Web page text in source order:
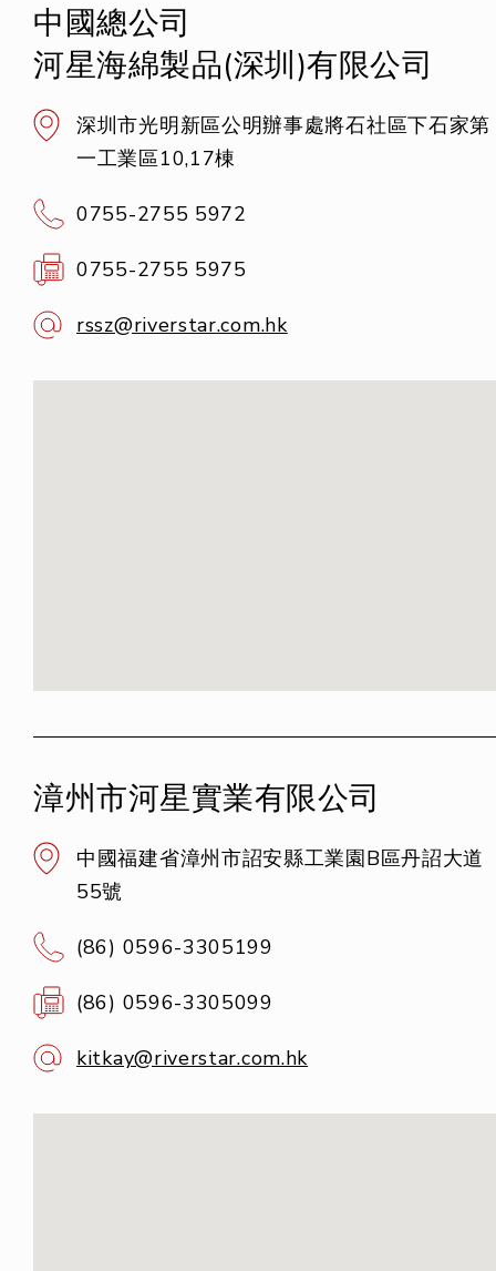
中國總公司
河星海綿製品(深圳)有限公司
深圳市光明新區公明辦事處將石社區下石家第
一工業區10,17棟
0755-2755 5972
0755-2755 5975
rssz@riverstar.com.hk
漳州市河星實業有限公司
中國福建省漳州市詔安縣工業園B區丹詔大道
55號
(86) 0596-3305199
(86) 0596-3305099
kitkay@riverstar.com.hk